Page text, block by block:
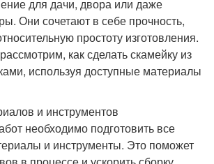
для дачи, двора или даже
Они сочетают в себе прочность,
простоту изготовления.
как сделать скамейку из
используя доступные материалы
и инструментов
необходимо подготовить все
и инструменты. Это поможет